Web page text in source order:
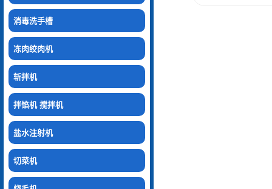
消毒洗手槽
冻肉绞肉机
斩拌机
拌馅机 搅拌机
盐水注射机
切菜机